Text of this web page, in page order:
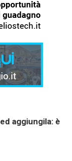
ed aggiungila: è